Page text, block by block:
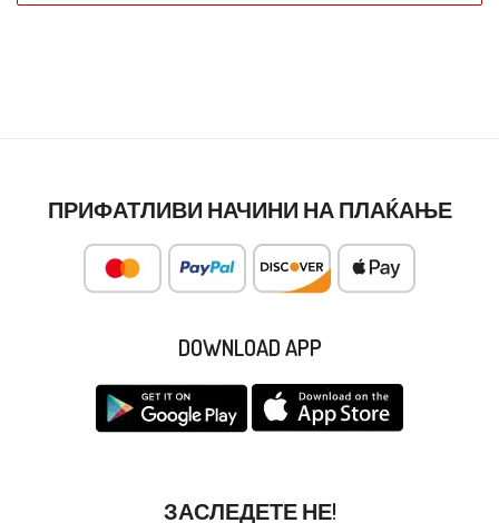
ПРИФАТЛИВИ НАЧИНИ НА ПЛАЌАЊЕ
DOWNLOAD APP
ЗАСЛЕДЕТЕ НЕ!